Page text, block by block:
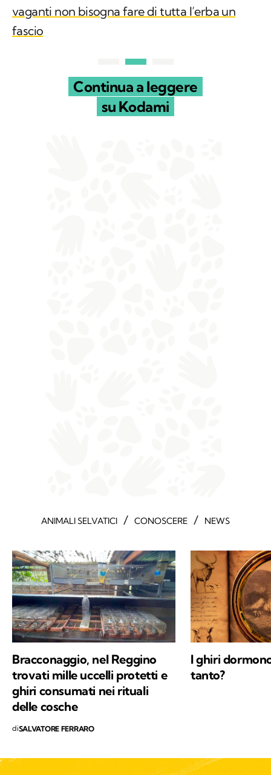
vaganti non bisogna fare di tutta l’erba un
fascio
Continua a leggere
su Kodami
ANIMALI SELVATICI / CONOSCERE / NEWS
Bracconaggio, nel Reggino
trovati mille uccelli protetti e
ghiri consumati nei rituali
delle cosche
diSALVATORE FERRARO
I ghiri
tanto?